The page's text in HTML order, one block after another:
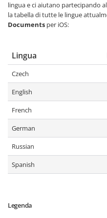
lingua e ci aiutano partecipando
la tabella di tutte le lingue
Documents per iOS:
Lingua
Czech
English
French
German
Russian
Spanish
Legenda